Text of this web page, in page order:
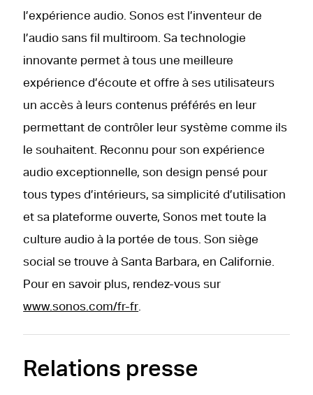
l’expérience audio. Sonos est l’inventeur de
l’audio sans fil multiroom. Sa technologie
innovante permet à tous une meilleure
expérience d’écoute et offre à ses utilisateurs
un accès à leurs contenus préférés en leur
permettant de contrôler leur système comme ils
le souhaitent. Reconnu pour son expérience
audio exceptionnelle, son design pensé pour
tous types d’intérieurs, sa simplicité d’utilisation
et sa plateforme ouverte, Sonos met toute la
culture audio à la portée de tous. Son siège
social se trouve à Santa Barbara, en Californie.
Pour en savoir plus, rendez-vous sur
www.sonos.com/fr-fr.
Relations presse